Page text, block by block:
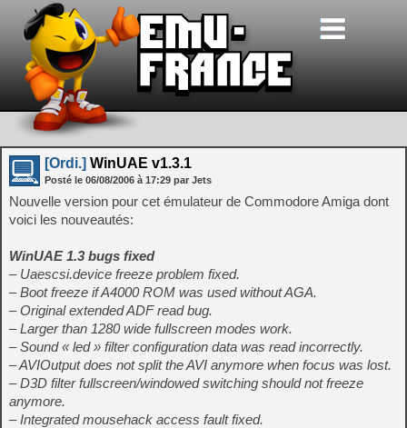
[Ordi.] WinUAE v1.3.1
Posté le 06/08/2006 à 17:29 par Jets
Nouvelle version pour cet émulateur de Commodore Amiga dont
voici les nouveautés:
WinUAE 1.3 bugs fixed
– Uaescsi.device freeze problem fixed.
– Boot freeze if A4000 ROM was used without AGA.
– Original extended ADF read bug.
– Larger than 1280 wide fullscreen modes work.
– Sound « led » filter configuration data was read incorrectly.
– AVIOutput does not split the AVI anymore when focus was lost.
– D3D filter fullscreen/windowed switching should not freeze
anymore.
– Integrated mousehack access fault fixed.